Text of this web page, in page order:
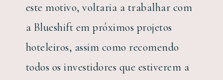
este motivo, voltaria a trabalhar com
a Blueshift em próximos projetos
hoteleiros, assim como recomendo
todos os investidores que estiverem a